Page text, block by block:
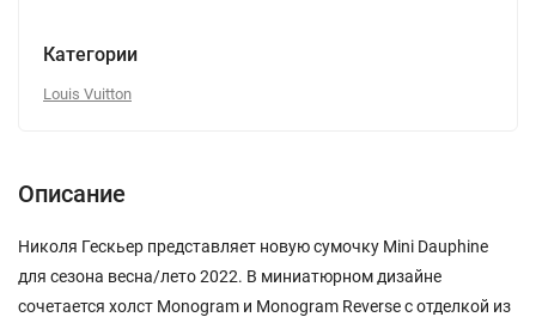
Категории
Louis Vuitton
Описание
Николя Гескьер представляет новую сумочку Mini Dauphine
для сезона весна/лето 2022. В миниатюрном дизайне
сочетается холст Monogram и Monogram Reverse с отделкой из